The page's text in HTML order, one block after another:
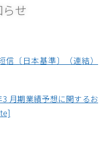
せ
〔日本基準〕（連結）
月期業績予想に関するお